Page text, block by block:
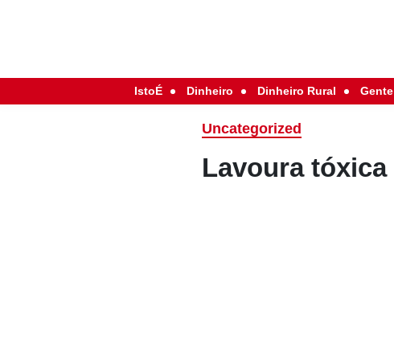
IstoÉ Dinheiro Dinheiro Rural Gente
Uncategorized
Lavoura tóxica